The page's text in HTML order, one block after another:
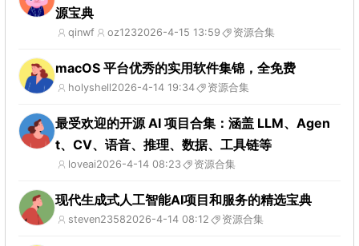
源宝典
qinwf oz1232026-4-15 13:59 资源合集
macOS 平台优秀的实用软件集锦，全免费
holyshell2026-4-14 19:34 资源合集
最受欢迎的开源 AI 项目合集：涵盖 LLM、Agen
t、CV、语音、推理、数据、工具链等
loveai2026-4-14 08:23 资源合集
现代生成式人工智能AI项目和服务的精选宝典
steven23582026-4-14 08:12 资源合集